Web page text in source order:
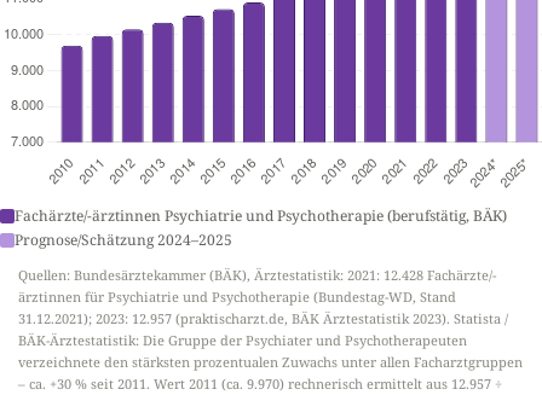
Fachärzte/-ärztinnen Psychiatrie und Psychotherapie (berufstätig, BÄK)
Prognose/Schätzung 2024–2025
Quellen: Bundesärztekammer (BÄK), Ärztestatistik: 2021: 12.428 Fachärzte/-
ärztinnen für Psychiatrie und Psychotherapie (Bundestag-WD, Stand
31.12.2021); 2023: 12.957 (praktischarzt.de, BÄK Ärztestatistik 2023). Statista /
BÄK-Ärztestatistik: Die Gruppe der Psychiater und Psychotherapeuten
verzeichnete den stärksten prozentualen Zuwachs unter allen Facharztgruppen
– ca. +30 % seit 2011. Wert 2011 (ca. 9.970) rechnerisch ermittelt aus 12.957 ÷